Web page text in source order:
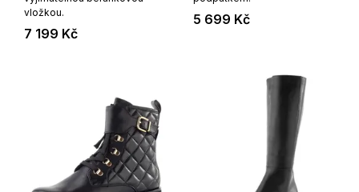
vložkou.
7 199 Kč
5 699 Kč